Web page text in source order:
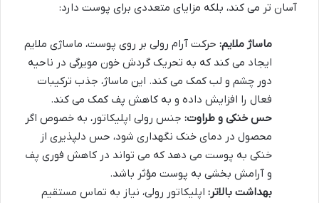
آسان تر می کند، بلکه مزایای متعددی برای پوست دارد:
ماساژ ملایم: حرکت آرام رولی بر روی پوست، ماساژی ملایم
ایجاد می کند که به تحریک گردش خون مویرگی در ناحیه
دور چشم و لب کمک می کند. این ماساژ، جذب ترکیبات
فعال را افزایش داده و به کاهش پف کمک می کند.
حس خنکی و طراوت: جنس رولی اپلیکاتور، به خصوص اگر
محصول در دمای خنک نگهداری شود، حس دلپذیری از
خنکی به پوست می دهد که می تواند در کاهش فوری پف
و آرامش بخشی به پوست مؤثر باشد.
بهداشت بالاتر: اپلیکاتور رولی، نیاز به تماس مستقیم